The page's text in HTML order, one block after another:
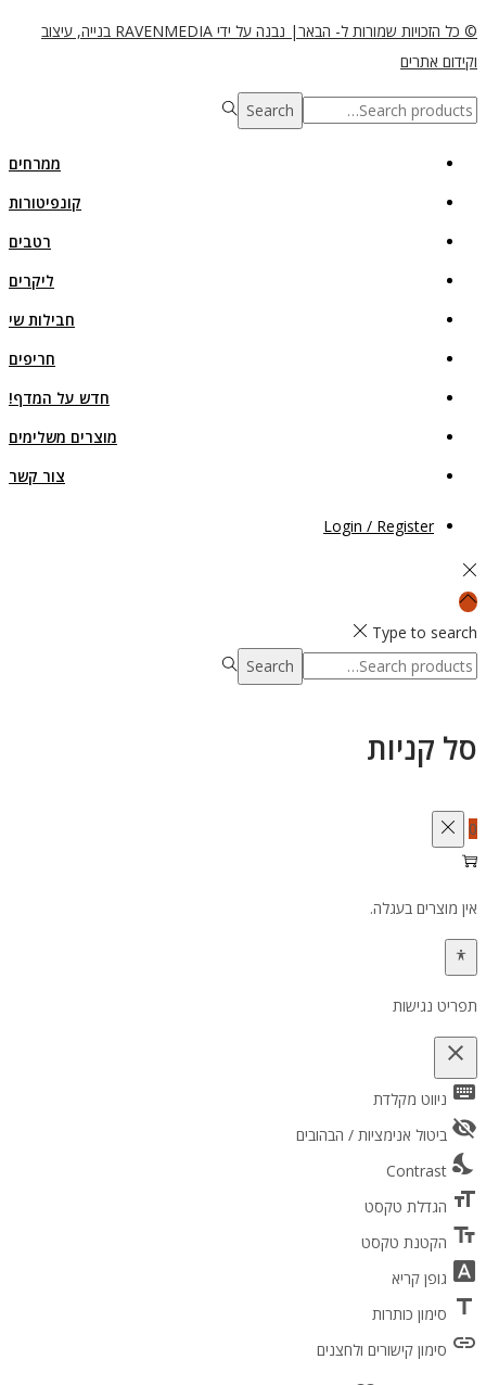
© כל הזכויות שמורות ל- הבאר| נבנה על ידי RAVENMEDIA בנייה, עיצוב
וקידום אתרים
Search
Search
ממרחים
קונפיטורות
רטבים
ליקרים
חבילות שי
חריפים
חדש על המדף!
מוצרים משלימים
צור קשר
Login / Register
Type to search
Search
Search
סל קניות
0
אין מוצרים בעגלה.
תפריט נגישות
close
פתיחה וסגירה של תפריט הנגישותkeyboard ניווט מקלדת
visibility_off ביטול אנימציות / הבהובים
nights_stay
Contrast
format_size הגדלת טקסט
text_fields הקטנת טקסט
font_download גופן קריא
title סימון כותרות
link סימון קישורים ולחצנים